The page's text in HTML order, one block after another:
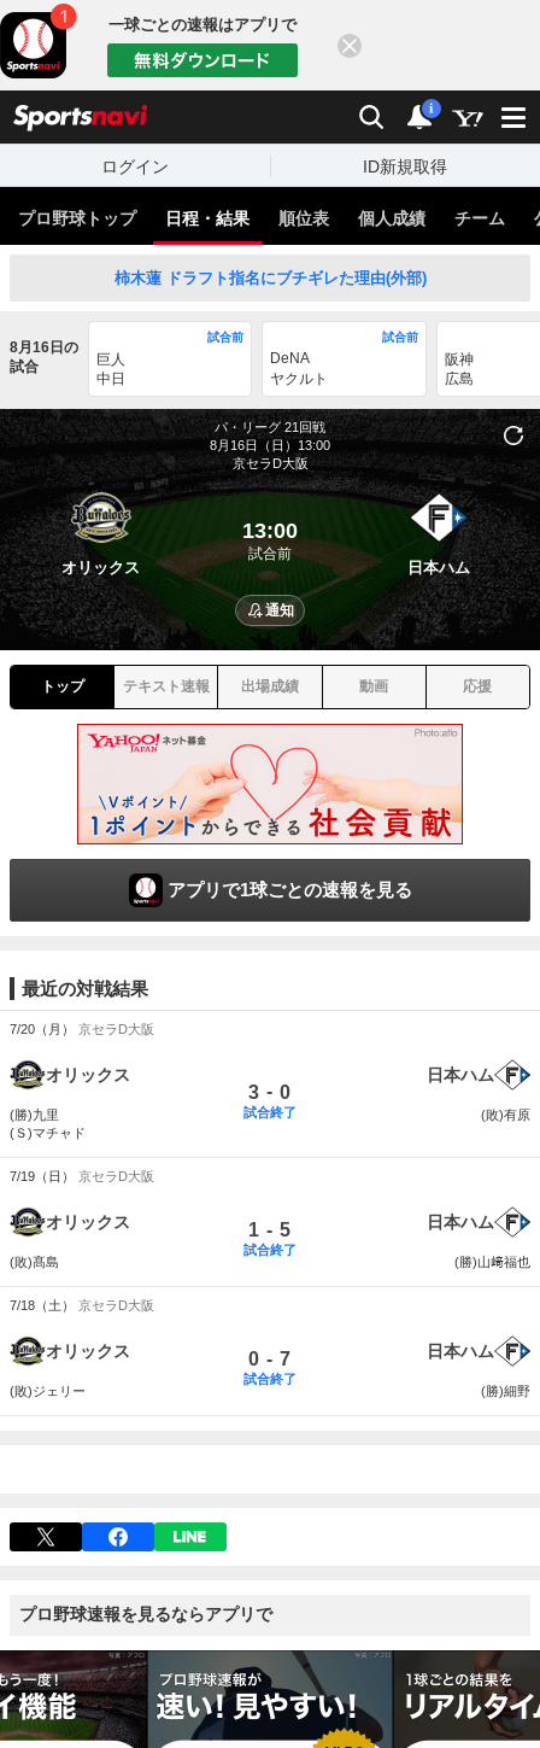
一球ごとの速報はアプリで
検索 通知
i
ログイン ID新規取得
プロ野球トップ 日程・結果 順位表 個人成績 チーム
柿木蓮 ドラフト指名にブチギレた理由(外部)
8月16日の
試合
試合前
巨人
中日
試合前
DeNA
ヤクルト
阪神
広島
パ・リーグ 21回戦
8月16日（日）13:00
京セラD大阪
オリックス
13:00
試合前
日本ハム
通知
トップ テキスト速報 出場成績 動画 応援
アプリで1球ごとの速報を見る
最近の対戦結果
7/20（月） 京セラD大阪
オリックス
(勝)九里
(Ｓ)マチャド
3 - 0
試合終了
日本ハム
(敗)有原
7/19（日） 京セラD大阪
オリックス
(敗)髙島
1 - 5
試合終了
日本ハム
(勝)山﨑福也
7/18（土） 京セラD大阪
オリックス
(敗)ジェリー
0 - 7
試合終了
日本ハム
(勝)細野
プロ野球速報を見るならアプリで